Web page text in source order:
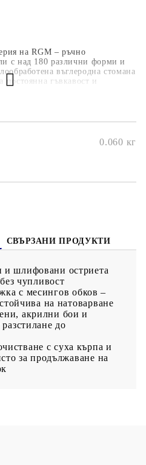
на RGM – ръчно
с над 180 различни форми и
въглеродна стомана
гъвкавост и
0.060 кг
СВЪРЗАНИ ПРОДУКТИ
и шлифовани остриета
чупливост
с месингов обков –
на натоварване
акрилни бои и
до
с суха кърпа и
за продължаване на